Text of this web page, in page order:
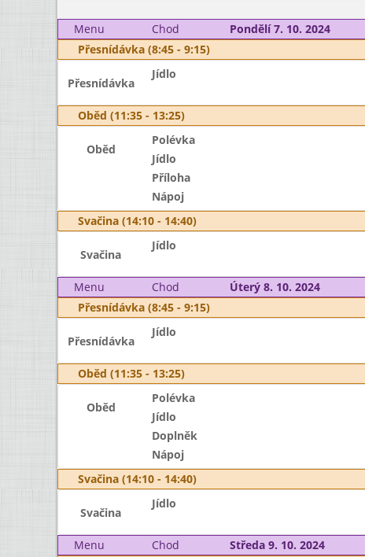
Menu
Chod Pondělí 7. 10. 2024
Přesnídávka (8:45 - 9:15)
Přesnídávka
Jídlo
Oběd (11:35 - 13:25)
Oběd
Polévka
Jídlo
Příloha
Nápoj
Svačina (14:10 - 14:40)
Svačina
Jídlo
Menu Chod Úterý 8. 10. 2024
Přesnídávka (8:45 - 9:15)
Přesnídávka
Jídlo
Oběd (11:35 - 13:25)
Oběd
Polévka
Jídlo
Doplněk
Nápoj
Svačina (14:10 - 14:40)
Svačina
Jídlo
Menu Chod Středa 9. 10. 2024